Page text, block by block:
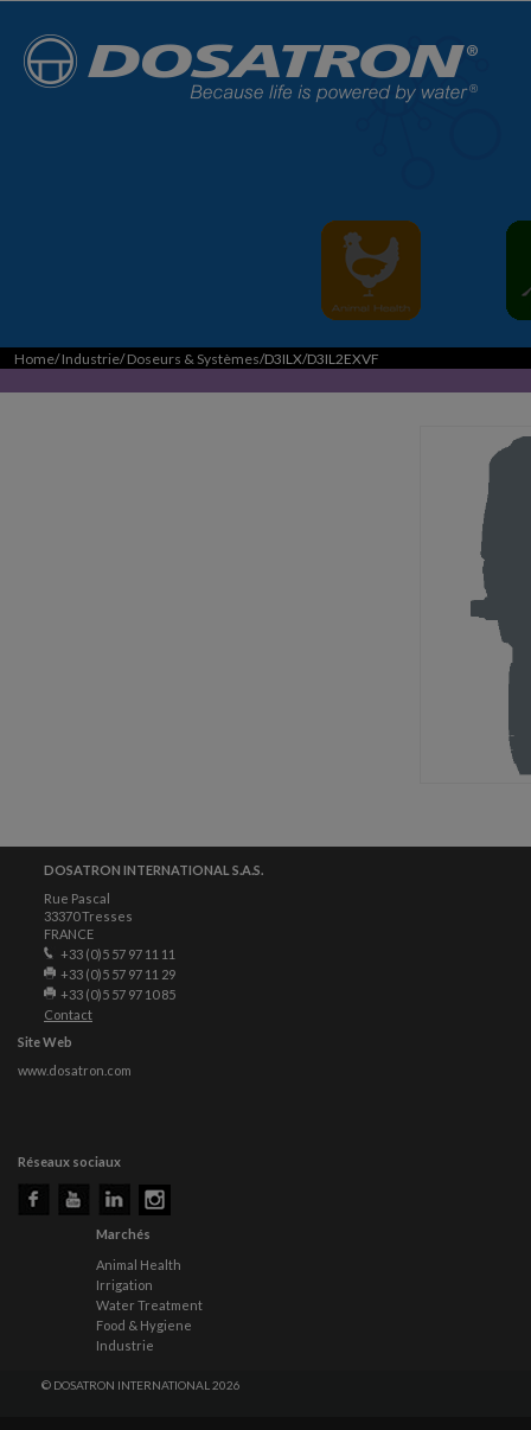
Home/Industrie/Doseurs & Systèmes/D3ILX/D3IL2EXVF
DOSATRON INTERNATIONAL S.A.S.
Rue Pascal
33370 Tresses
FRANCE
+33 (0)5 57 97 11 11
+33 (0)5 57 97 11 29
+33 (0)5 57 97 10 85
Contact
Site Web
www.dosatron.com
Réseaux sociaux
Marchés
Animal Health
Irrigation
Water Treatment
Food & Hygiene
Industrie
© DOSATRON INTERNATIONAL 2026